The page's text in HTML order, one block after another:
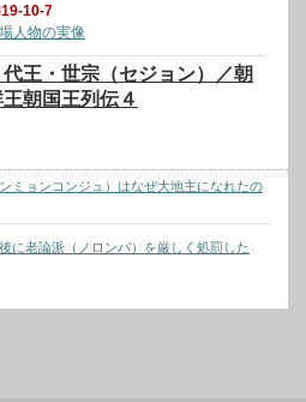
10-7
人物の実像
代王・世宗（セジョン）／朝
王朝国王列伝４
ミョンコンジュ）はなぜ大地主になれたの
に老論派（ノロンパ）を厳しく処罰した